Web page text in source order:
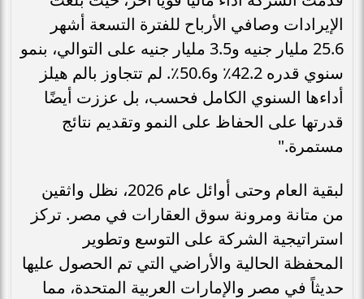
الإيرادات وصافي الأرباح للفترة التسعة أشهر
25.6 مليار جنيه و3.5 مليار جنيه على التوالي، بنمو
سنوي قدره 42.2٪ و50.6٪. لم تتجاوز بالم هيلز
أداءها السنوي الكامل فحسب، بل عززت أيضًا
قدرتها على الحفاظ على النمو وتقديم نتائج
مستمرة."
لبقية العام وحتى أوائل عام 2026، نظل واثقين
من متانة ومرونة سوق العقارات في مصر. تركز
استراتيجية الشركة على التوسع وتطوير
المحفظة الحالية والأراضي التي تم الحصول عليها
حديثاً في مصر والإمارات العربية المتحدة، مما